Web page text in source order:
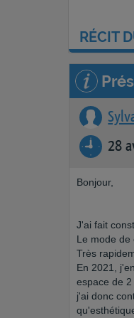
RÉCIT
28
Bonjour,
J'ai fait
Le mode de
Très
En 2021,
espace de
j'ai donc